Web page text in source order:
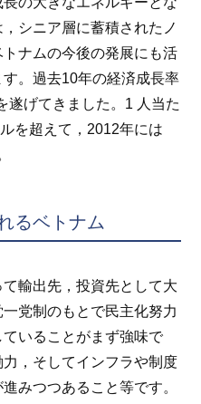
シニア層に蓄積されたノ
ナムの今後の発展にも活
。過去10年の経済成長率
遂げてきました。1 人当た
を超えて，2012年には
るベトナム
輸出先，投資先として大
党制のもとで民主化努力
いることがまず強味で
，そしてインフラや制度
みつつあること等です。